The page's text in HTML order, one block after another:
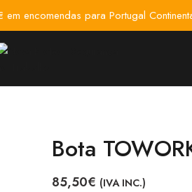
Bota
85,50€ (IVA INC.)
encomendas para Portugal